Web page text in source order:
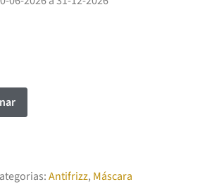
Antifrizz, Máscara